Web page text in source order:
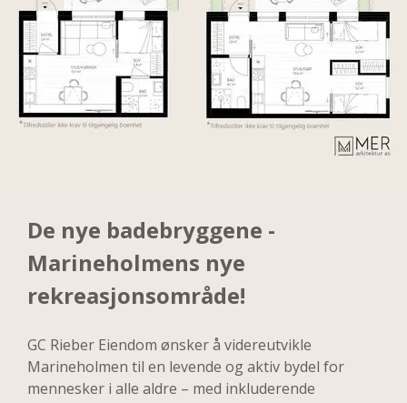
De nye badebryggene -
Marineholmens nye
rekreasjonsområde!
GC Rieber Eiendom ønsker å videreutvikle
Marineholmen til en levende og aktiv bydel for
mennesker i alle aldre – med inkluderende